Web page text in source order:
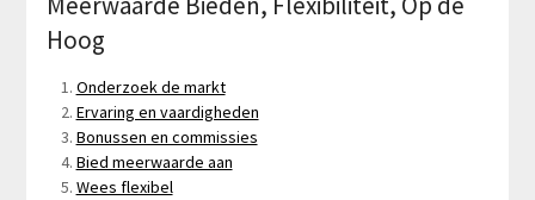
Hoog
Onderzoek de markt
Ervaring en vaardigheden
Bonussen en commissies
Bied meerwaarde aan
Wees flexibel